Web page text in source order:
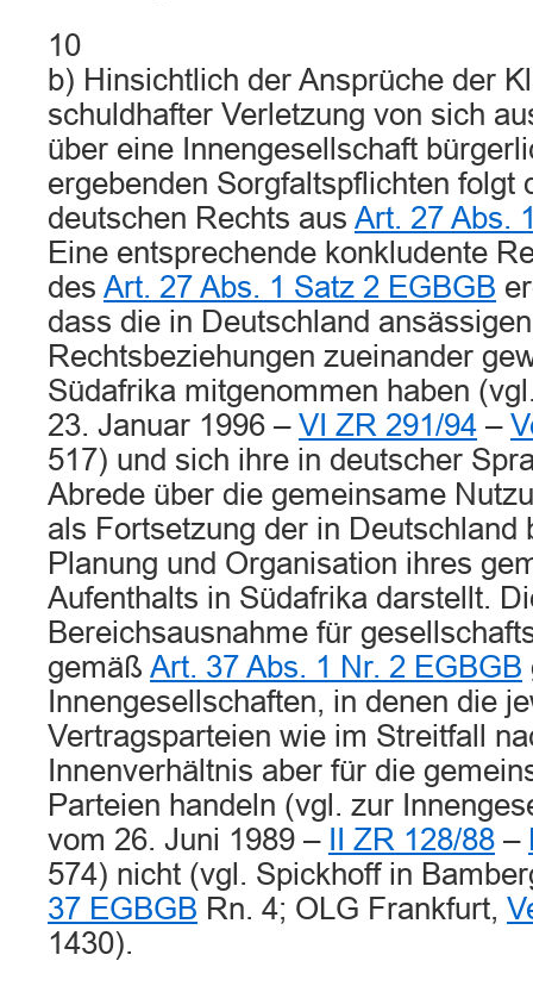
10
b) Hinsichtlich der Ansprüche der
schuldhafter Verletzung von sich
über eine Innengesellschaft
ergebenden Sorgfaltspflichten folgt
deutschen Rechts aus Art. 27 Abs.
Eine entsprechende konkludente
des Art. 27 Abs. 1 Satz 2 EGBGB
dass die in Deutschland
Rechtsbeziehungen zueinander
Südafrika mitgenommen haben
23. Januar 1996 – VI ZR 291/94 –
517) und sich ihre in deutscher
Abrede über die gemeinsame
als Fortsetzung der in Deutschland
Planung und Organisation ihres
Aufenthalts in Südafrika darstellt.
Bereichsausnahme für
gemäß Art. 37 Abs. 1 Nr. 2 EGBGB
Innengesellschaften, in denen die
Vertragsparteien wie im Streitfall
Innenverhältnis aber für die
Parteien handeln (vgl. zur
vom 26. Juni 1989 –
II ZR 128/88 –
574) nicht (vgl. Spickhoff in
37 EGBGB Rn. 4; OLG Frankfurt,
1430).